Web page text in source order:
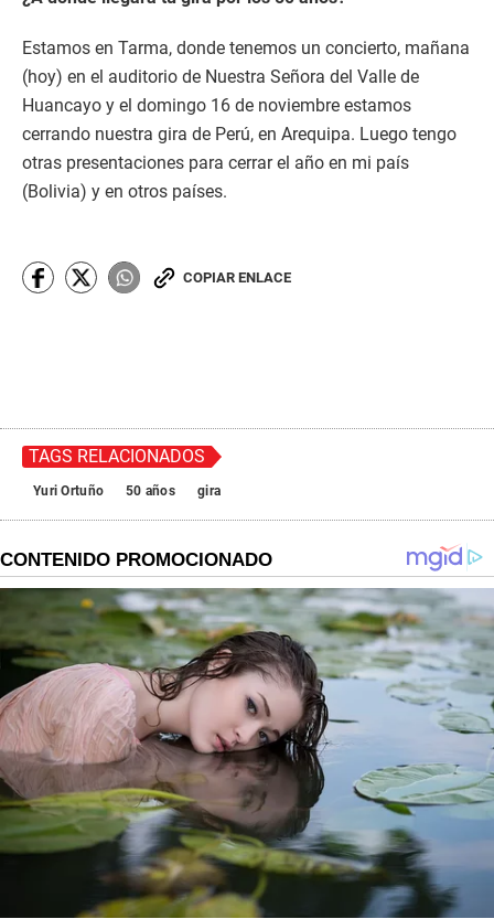
Estamos en Tarma, donde tenemos un concierto, mañana
(hoy) en el auditorio de Nuestra Señora del Valle de
Huancayo y el domingo 16 de noviembre estamos
cerrando nuestra gira de Perú, en Arequipa. Luego tengo
otras presentaciones para cerrar el año en mi país
(Bolivia) y en otros países.
COPIAR ENLACE
TAGS RELACIONADOS
Yuri Ortuño 50 años gira